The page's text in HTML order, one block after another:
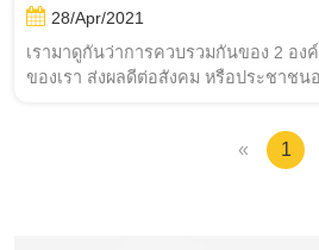
28/Apr/2021
เรามาดูกันว่าการควบรวมกันของ 2 อง
ของเรา ส่งผลดีต่อสังคม หรือประชาชน
« 1